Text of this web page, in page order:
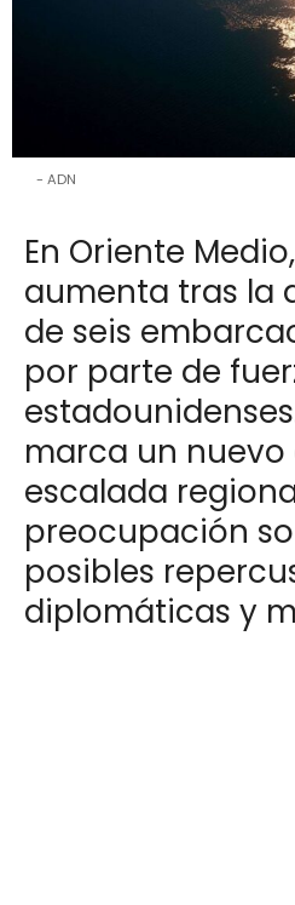
ADN
En Oriente
aumenta tras la
de seis
por parte de
marca un
escalada
preocupación
posibles
diplomáticas y